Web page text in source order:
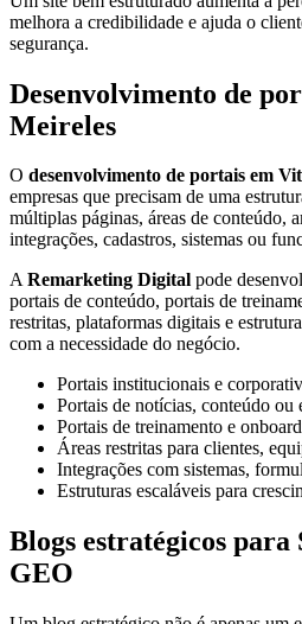
melhora a credibilidade e ajuda o
segurança.
Desenvolvimento de
Meireles
O desenvolvimento de portais em
empresas que precisam de uma
múltiplas páginas, áreas de conteúdo,
integrações, cadastros, sistemas ou
ARemarketing Digital pode
portais de conteúdo, portais de
restritas, plataformas digitais e
com a necessidade do negócio.
Portais institucionais e
Portais de notícias, conteúdo ou
Portais de treinamento e
Áreas restritas para clientes,
Integrações com sistemas,
Estruturas escaláveis para
Blogs estratégicos para
GEO